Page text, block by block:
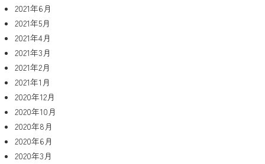
2021年6月
2021年5月
2021年4月
2021年3月
2021年2月
2021年1月
2020年12月
2020年10月
2020年8月
2020年6月
2020年3月